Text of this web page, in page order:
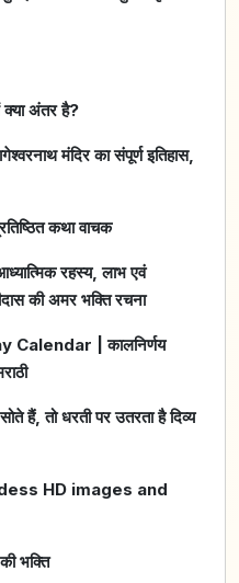
क्या अंतर है?
मंदिर का संपूर्ण इतिहास,
कथा वाचक
रहस्य, लाभ एवं
की अमर भक्ति रचना
| कालनिर्णय
हैं, तो धरती पर उतरता है दिव्य
HD images and
भक्ति